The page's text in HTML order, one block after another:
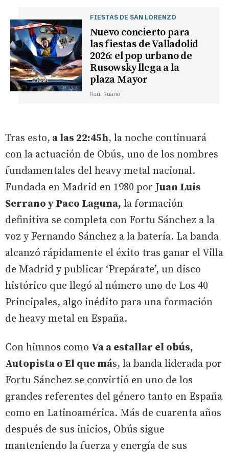
FIESTAS DE SAN LORENZO
Nuevo concierto para
las fiestas de Valladolid
2026: el pop urbano de
Rusowsky llega a la
plaza Mayor
Raúl Ruano
Tras esto, a las 22:45h, la noche continuará
con la actuación de Obús, uno de los nombres
fundamentales del heavy metal nacional.
Fundada en Madrid en 1980 por Juan Luis
Serrano y Paco Laguna, la formación
definitiva se completa con Fortu Sánchez a la
voz y Fernando Sánchez a la batería. La banda
alcanzó rápidamente el éxito tras ganar el Villa
de Madrid y publicar ‘Prepárate’, un disco
histórico que llegó al número uno de Los 40
Principales, algo inédito para una formación
de heavy metal en España.
Con himnos como Va a estallar el obús,
Autopista o El que más, la banda liderada por
Fortu Sánchez se convirtió en uno de los
grandes referentes del género tanto en España
como en Latinoamérica. Más de cuarenta años
después de sus inicios, Obús sigue
manteniendo la fuerza y energía de sus